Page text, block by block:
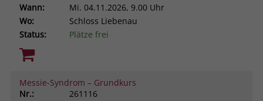
Wann:
Mi. 04.11.2026, 9.00 Uhr
Wo:
Schloss Liebenau
Status:
Plätze frei
Messie-Syndrom – Grundkurs
Nr.:
261116